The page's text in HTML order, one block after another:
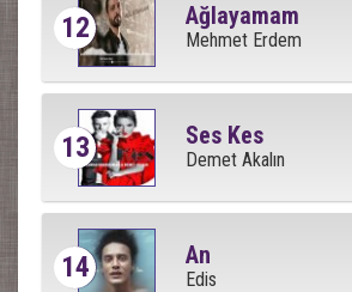
12 Ağlayamam
Mehmet Erdem
13 Ses Kes
Demet Akalın
14 An
Edis